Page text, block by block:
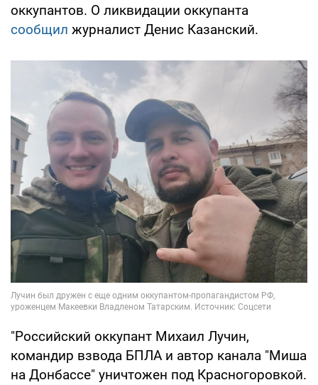
оккупантов. О ликвидации оккупанта
сообщил журналист Денис Казанский.
"Российский оккупант Михаил Лучин,
командир взвода БПЛА и автор канала "Миша
на Донбассе" уничтожен под Красногоровкой.